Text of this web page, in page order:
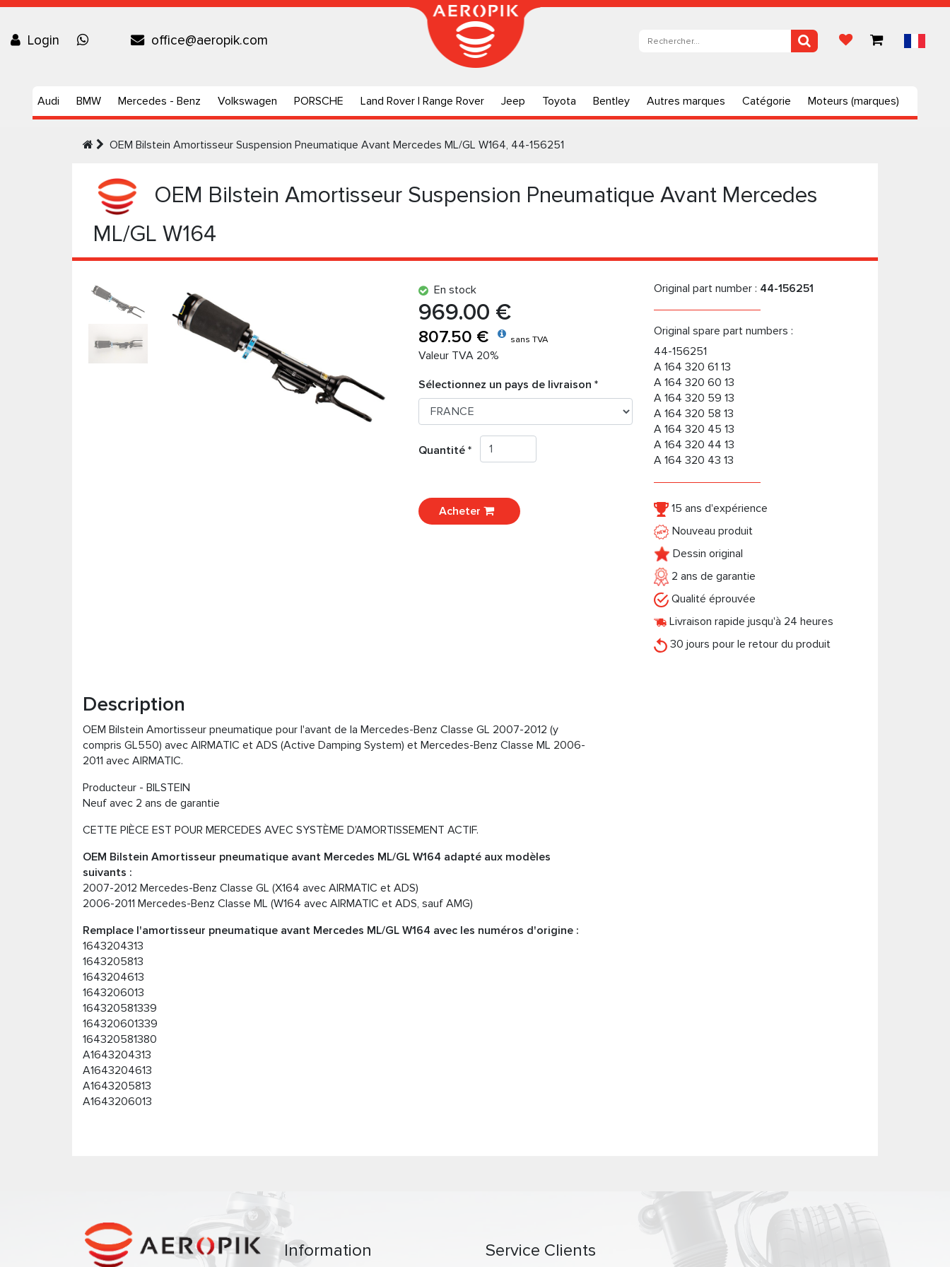
Login office@aeropik.com
Audi BMW Mercedes - Benz Volkswagen PORSCHE Land Rover | Range Rover Jeep Toyota Bentley Autres marques Catégorie Moteurs (marques)
OEM Bilstein Amortisseur Suspension Pneumatique Avant Mercedes ML/GL W164, 44-156251
OEM Bilstein Amortisseur Suspension Pneumatique Avant Mercedes
ML/GL W164
En stock
969.00 €
807.50 € sans TVA
Valeur TVA 20%
Sélectionnez un pays de livraison *
Quantité *
Acheter
Original part number : 44-156251
Original spare part numbers :
44-156251
A 164 320 61 13
A 164 320 60 13
A 164 320 59 13
A 164 320 58 13
A 164 320 45 13
A 164 320 44 13
A 164 320 43 13
15 ans d'expérience
Nouveau produit
Dessin original
2 ans de garantie
Qualité éprouvée
Livraison rapide jusqu'à 24 heures
30 jours pour le retour du produit
Description
OEM Bilstein Amortisseur pneumatique pour l'avant de la Mercedes-Benz Classe GL 2007-2012 (y
compris GL550) avec AIRMATIC et ADS (Active Damping System) et Mercedes-Benz Classe ML 2006-
2011 avec AIRMATIC.
Producteur - BILSTEIN
Neuf avec 2 ans de garantie
CETTE PIÈCE EST POUR MERCEDES AVEC SYSTÈME D'AMORTISSEMENT ACTIF.
OEM Bilstein Amortisseur pneumatique avant Mercedes ML/GL W164 adapté aux modèles
suivants :
2007-2012 Mercedes-Benz Classe GL (X164 avec AIRMATIC et ADS)
2006-2011 Mercedes-Benz Classe ML (W164 avec AIRMATIC et ADS, sauf AMG)
Remplace l'amortisseur pneumatique avant Mercedes ML/GL W164 avec les numéros d'origine :
1643204313
1643205813
1643204613
1643206013
164320581339
164320601339
164320581380
A1643204313
A1643204613
A1643205813
A1643206013
Information Service Clients